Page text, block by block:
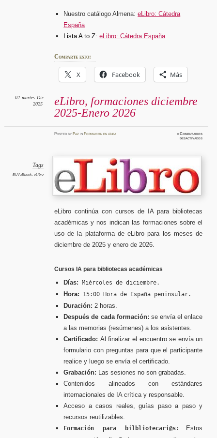
Nuestro catálogo Almena:eLibro: Cátedra
España
Lista A to Z:eLibro: Cátedra España
Comparte esto:
X Facebook Más
eLibro, formaciones diciembre
2025-Enero 2026
02 martes Dic
2025
Postedby Paz in Formación en línea ≈Comentarios
desactivadosen
Tags
BUVaEbook, eLibro
eLibro continúa con cursos de IA para bibliotecas
académicas y nos indican las formaciones sobre el
uso de la plataforma de eLibro para los meses de
diciembre de 2025 y enero de 2026.
Cursos IA para bibliotecas académicas
Días: Miércoles de diciembre.
Hora: 15:00 Hora de España peninsular.
Duración: 2 horas.
Después de cada formación: se envía el enlace
a las memorias (resúmenes) a los asistentes.
Certificado: Al finalizar el encuentro se envía un
formulario con preguntas para que el participante
realice y luego se envía el certificado.
Grabación: Las sesiones no son grabadas.
Contenidos alineados con estándares
internacionales de IA crítica y responsable.
Acceso a casos reales, guías paso a paso y
recursos reutilizables.
Formación para bilbliotecari@s:
Estos